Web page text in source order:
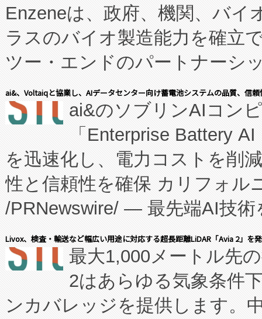
Enzeneは、政府、機関、バイ
ラスのバイオ製造能力を確立
ツー・エンドのパートナーシ
表しました。 同社の実績ある
manufacturing™ (FCCM™) プ
たNeXは、バイオ医薬品製造
従来のフェッドバッチ施設の
に、患者やサプライチェーン
キー方式で拡張性が高く、持
す。FCCM‑を活用した現地生
患者にとっての費用負担を大
のアクセスを大幅に拡大する
Fully-Connected Continuous
ai&、Voltaiqと協業し、AIデータセンター向け蓄電池システムの品質、信
ai&のソブリンAIコン
「Enterprise Battery
を迅速化し、電力コストを削
性と信頼性を確保 カリフォル
/PRNewswire/ — 最先端AI技術
会社エーアイ・アンド：本社
President原信平）と、エンタ
ードするVoltaiqは、日本にあ
ーエネルギー貯蔵システム（
Livox、検査・輸送など幅広い用途に対応する超長距離LiDAR「Avia 2」を
最大1,000メートル先
2はあらゆる気象条件
ンカバレッジを提供します。